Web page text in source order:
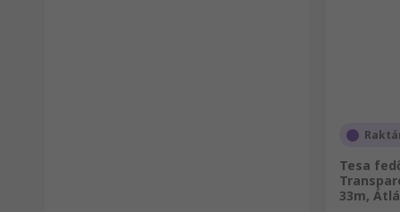
Tesa
33m,